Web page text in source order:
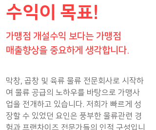
수익이 목표!
가맹점 개설수익 보다는 가맹점
매출향상을 중요하게 생각합니다.
막창, 곱창 및 육류 물류 전문회사로 시작하
여 물류 공급의 노하우를 바탕으로 가맹사
업을 전개하고 있습니다. 저희가 빠르게 성
장할 수 있었던 요인은 풍부한 물류관련 경
험과 프랜차이즈 전문가들의 인적 구성입니